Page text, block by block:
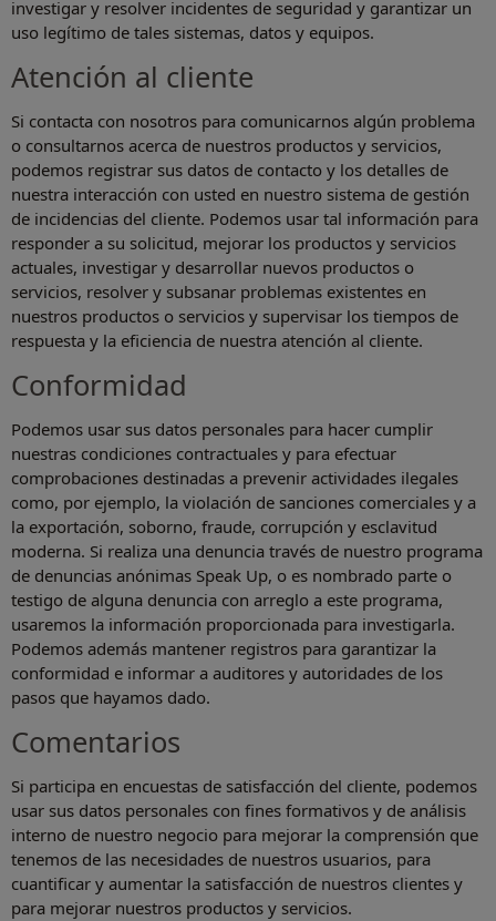
investigar y resolver incidentes de seguridad y garantizar un
uso legítimo de tales sistemas, datos y equipos.
Atención al cliente
Si contacta con nosotros para comunicarnos algún problema
o consultarnos acerca de nuestros productos y servicios,
podemos registrar sus datos de contacto y los detalles de
nuestra interacción con usted en nuestro sistema de gestión
de incidencias del cliente. Podemos usar tal información para
responder a su solicitud, mejorar los productos y servicios
actuales, investigar y desarrollar nuevos productos o
servicios, resolver y subsanar problemas existentes en
nuestros productos o servicios y supervisar los tiempos de
respuesta y la eficiencia de nuestra atención al cliente.
Conformidad
Podemos usar sus datos personales para hacer cumplir
nuestras condiciones contractuales y para efectuar
comprobaciones destinadas a prevenir actividades ilegales
como, por ejemplo, la violación de sanciones comerciales y a
la exportación, soborno, fraude, corrupción y esclavitud
moderna. Si realiza una denuncia través de nuestro programa
de denuncias anónimas Speak Up, o es nombrado parte o
testigo de alguna denuncia con arreglo a este programa,
usaremos la información proporcionada para investigarla.
Podemos además mantener registros para garantizar la
conformidad e informar a auditores y autoridades de los
pasos que hayamos dado.
Comentarios
Si participa en encuestas de satisfacción del cliente, podemos
usar sus datos personales con fines formativos y de análisis
interno de nuestro negocio para mejorar la comprensión que
tenemos de las necesidades de nuestros usuarios, para
cuantificar y aumentar la satisfacción de nuestros clientes y
para mejorar nuestros productos y servicios.